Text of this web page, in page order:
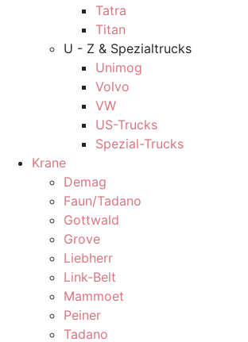
Tatra
Titan
U - Z & Spezialtrucks
Unimog
Volvo
VW
US-Trucks
Spezial-Trucks
Krane
Demag
Faun/Tadano
Gottwald
Grove
Liebherr
Link-Belt
Mammoet
Peiner
Tadano